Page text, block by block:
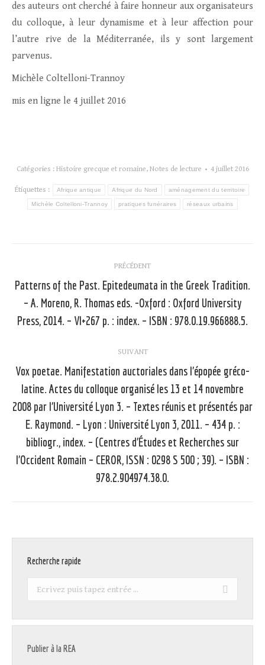
des auteurs ont cherché à faire honneur aux organisateurs
du colloque, à leur dynamisme et à leur affection pour
l’autre rive de la Méditerranée, ils y sont largement
parvenus.
Michèle Coltelloni-Trannoy
mis en ligne le 4 juillet 2016
Catégories : Histoire grecque et romaine, Notes de lecture 4 juillet 2016
Étiquettes : Afrique antique Afrique du Nord aménagement du territoire
Michèle Coltelloni-Trannoy pratiques funéraires réseaux urbains
article
PRÉCÉDENT
Article
précédent
Patterns of the Past. Epitedeumata in the Greek Tradition.
– A. Moreno, R. Thomas eds. -Oxford : Oxford University
Press, 2014. – VI+267 p. : index. – ISBN : 978.0.19.966888.5.
SUIVANT
Article
suivant
:
Vox poetae. Manifestation auctoriales dans l’épopée gréco-
latine. Actes du colloque organisé les 13 et 14 novembre
2008 par l’Université Lyon 3. – Textes réunis et présentés par
E. Raymond. – Lyon : Université Lyon 3, 2011. – 434 p. :
bibliogr., index. – (Centres d’Études et Recherches sur
l’Occident Romain – CEROR, ISSN : 0298 S 500 ; 39). – ISBN :
978.2.904974.38.0.
Recherche rapide
Recherche
Publier à la REA